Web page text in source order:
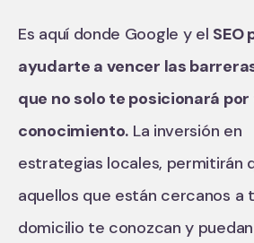
Es aquí donde Google y el SEO
ayudarte a vencer las
que no solo te posicionará por
conocimiento. La inversión en
estrategias locales, permitirán
aquellos que están cercanos a
domicilio te conozcan y puedan